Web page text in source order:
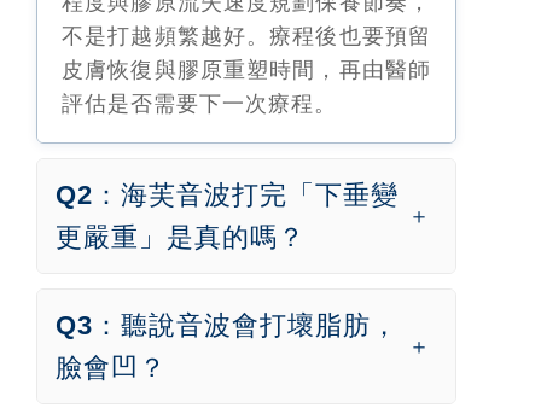
不是打越頻繁越好。療程後也要預留
皮膚恢復與膠原重塑時間，再由醫師
評估是否需要下一次療程。
Q2：海芙音波打完「下垂變
更嚴重」是真的嗎？
Q3：聽說音波會打壞脂肪，
臉會凹？